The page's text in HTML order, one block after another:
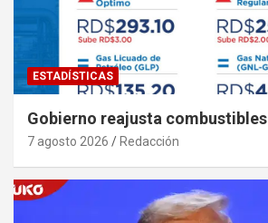
ESTADÍSTICAS
Gobierno reajusta combustibles
7 agosto 2026 Redacción